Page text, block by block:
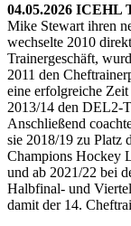
04.05.2026 ICEHL
Mike Stewart ihren
wechselte 2010
Trainergeschäft,
2011 den
eine erfolgreiche
2013/14 den DEL2-
Anschließend
sie 2018/19 zu Platz
Champions Hockey
und ab 2021/22 bei
Halbfinal- und
damit der 14.